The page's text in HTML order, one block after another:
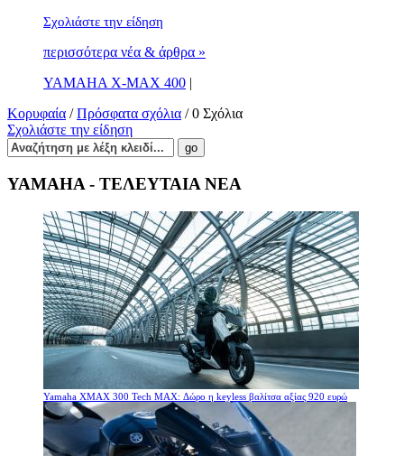
Σχολιάστε την είδηση
περισσότερα νέα & άρθρα »
YAMAHA X-MAX 400 |
Κορυφαία /Πρόσφατα σχόλια / 0 Σχόλια
Σχολιάστε την είδηση
YAMAHA - ΤΕΛΕΥΤΑΙΑ ΝΕΑ
Yamaha XMAX 300 Tech MAX: Δώρο η keyless βαλίτσα αξίας 920 ευρώ